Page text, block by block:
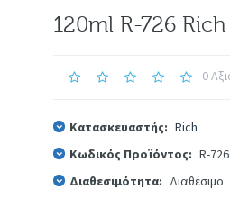
120ml R-726
0
Κατασκευαστής: Rich
Κωδικός Προϊόντος: R-726
Διαθεσιμότητα: Διαθέσιμο